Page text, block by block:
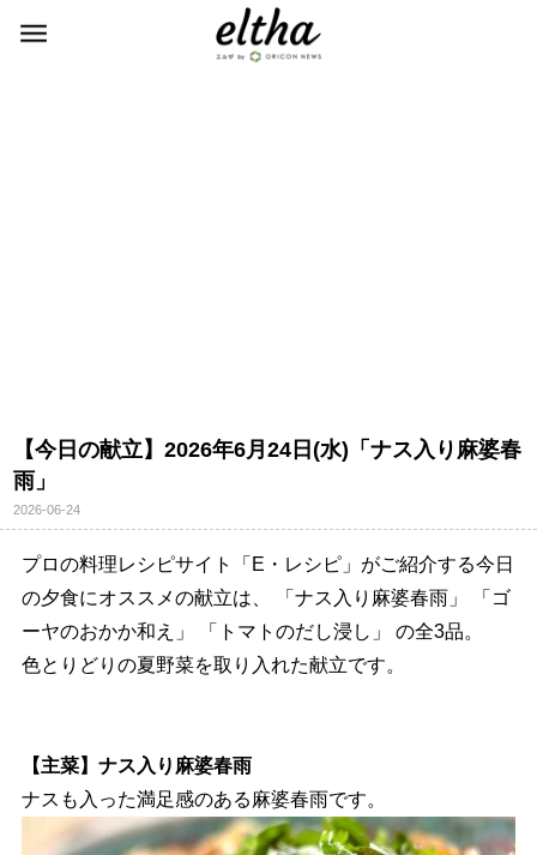
【今日の献立】2026年6月24日(水)「ナス入り麻婆春
雨」
2026-06-24
プロの料理レシピサイト「E・レシピ」がご紹介する今日
の夕食にオススメの献立は、 「ナス入り麻婆春雨」 「ゴ
ーヤのおかか和え」 「トマトのだし浸し」 の全3品。
色とりどりの夏野菜を取り入れた献立です。
【主菜】ナス入り麻婆春雨
ナスも入った満足感のある麻婆春雨です。